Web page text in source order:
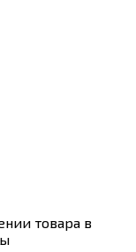
товара в